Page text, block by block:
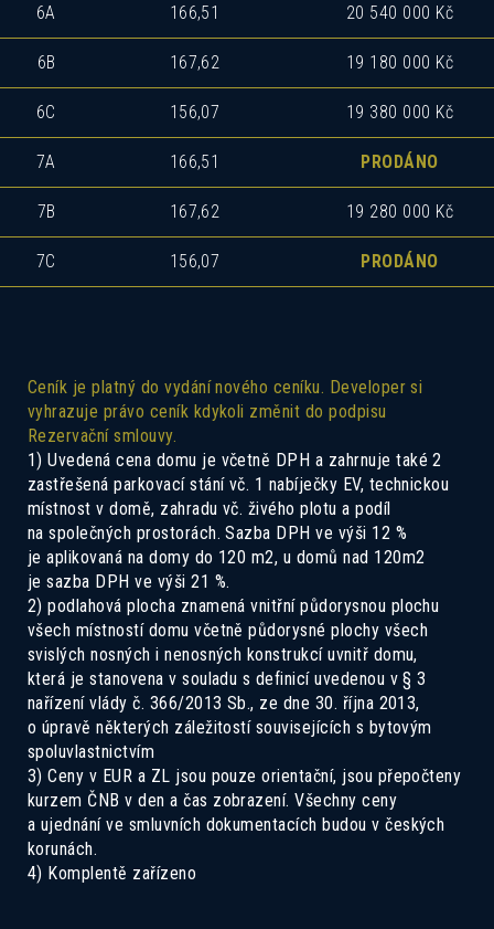
6A 166,51 20 540 000 Kč
6B 167,62 19 180 000 Kč
6C 156,07 19 380 000 Kč
7A 166,51 PRODÁNO
7B 167,62 19 280 000 Kč
7C 156,07 PRODÁNO
Ceník je platný do vydání nového ceníku. Developer si
vyhrazuje právo ceník kdykoli změnit do podpisu
Rezervační smlouvy.
1) Uvedená cena domu je včetně DPH a zahrnuje také 2
zastřešená parkovací stání vč. 1 nabíječky EV, technickou
místnost v domě, zahradu vč. živého plotu a podíl
na společných prostorách. Sazba DPH ve výši 12 %
je aplikovaná na domy do 120 m2, u domů nad 120m2
je sazba DPH ve výši 21 %.
2) podlahová plocha znamená vnitřní půdorysnou plochu
všech místností domu včetně půdorysné plochy všech
svislých nosných i nenosných konstrukcí uvnitř domu,
která je stanovena v souladu s definicí uvedenou v § 3
nařízení vlády č. 366/2013 Sb., ze dne 30. října 2013,
o úpravě některých záležitostí souvisejících s bytovým
spoluvlastnictvím
3) Ceny v EUR a ZL jsou pouze orientační, jsou přepočteny
kurzem ČNB v den a čas zobrazení. Všechny ceny
a ujednání ve smluvních dokumentacích budou v českých
korunách.
4) Komplentě zařízeno
Pokud Vás zajímá tento dům, ozvěte se
nám a rádi Vás seznámíme se všemi
možnostmi.